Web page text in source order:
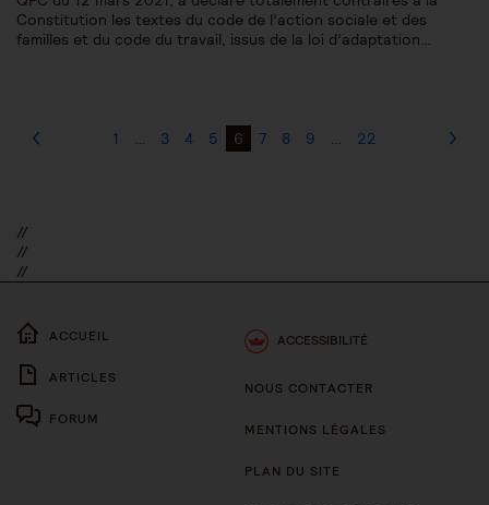
Constitution les textes du code de l’action sociale et des
familles et du code du travail, issus de la loi d’adaptation…
1 … 3 4 5 6 7 8 9 … 22
//
//
//
ACCUEIL
ARTICLES
FORUM
ACCESSIBILITÉ
NOUS CONTACTER
MENTIONS LÉGALES
PLAN DU SITE